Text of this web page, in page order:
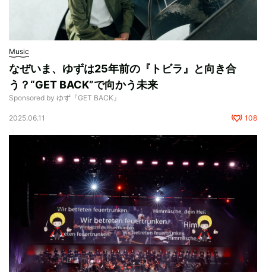
Music
なぜいま、ゆずは25年前の『トビラ』と向き合
う？“GET BACK”で向かう未来
Sponsored by ゆず『GET BACK』
2025.06.11 108